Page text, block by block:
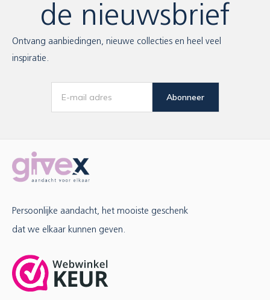
de nieuwsbrief
Ontvang aanbiedingen, nieuwe collecties en heel veel
inspiratie.
Abonneer
Persoonlijke aandacht, het mooiste geschenk
dat we elkaar kunnen geven.